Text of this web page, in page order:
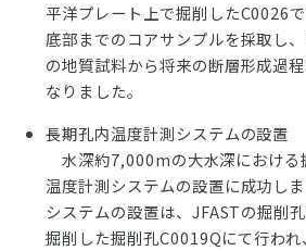
平洋プレート上で掘削したC0026
底部までのコアサンプルを採取し
の地質試料から将来の断層形成過
なりました。
長期孔内温度計測システムの設置
水深約7,000mの大水深における
温度計測システムの設置に成功し
システムの設置は、JFASTの掘削
掘削した掘削孔C0019Qにて行わ